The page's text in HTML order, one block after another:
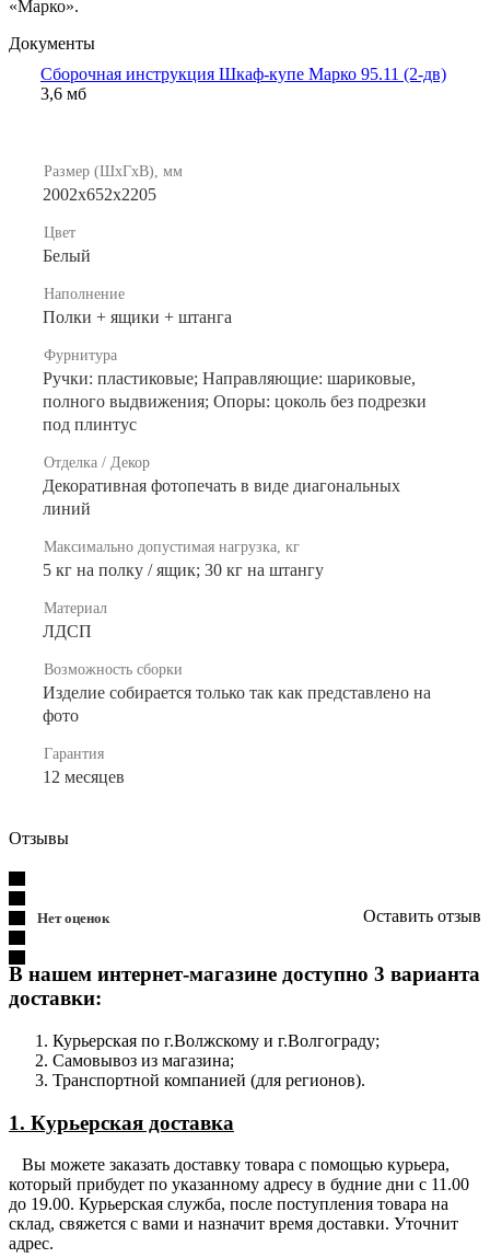
«Марко».
Документы
Сборочная инструкция Шкаф-купе Марко 95.11 (2-дв)
3,6 мб
Размер (ШхГхВ), мм
2002х652х2205
Цвет
Белый
Наполнение
Полки + ящики + штанга
Фурнитура
Ручки: пластиковые; Направляющие: шариковые,
полного выдвижения; Опоры: цоколь без подрезки
под плинтус
Отделка / Декор
Декоративная фотопечать в виде диагональных
линий
Максимально допустимая нагрузка, кг
5 кг на полку / ящик; 30 кг на штангу
Материал
ЛДСП
Возможность сборки
Изделие собирается только так как представлено на
фото
Гарантия
12 месяцев
Отзывы
Нет оценок Оставить отзыв
В нашем интернет-магазине доступно 3 варианта
доставки:
Курьерская по г.Волжскому и г.Волгограду;
Самовывоз из магазина;
Транспортной компанией (для регионов).
1. Курьерская доставка
Вы можете заказать доставку товара с помощью курьера,
который прибудет по указанному адресу в будние дни с 11.00
до 19.00. Курьерская служба, после поступления товара на
склад, свяжется с вами и назначит время доставки. Уточнит
адрес.